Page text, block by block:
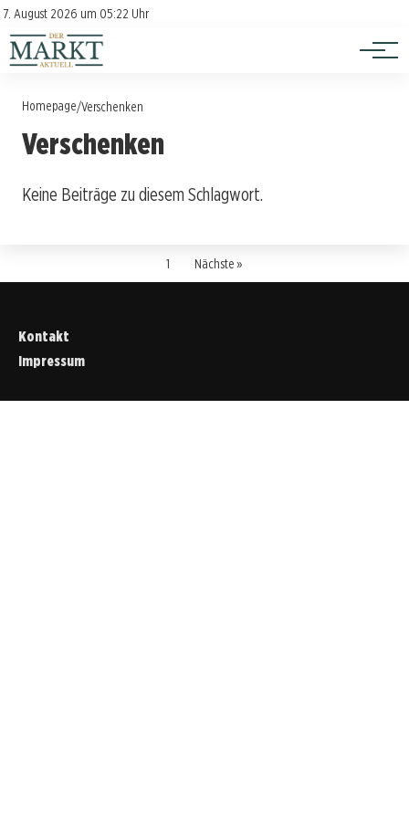
7. August 2026 um 05:22 Uhr
Kontakt
Impressum
Investition
Verbraucherschutz
Homepage/Verschenken
Verschenken
Keine Beiträge zu diesem Schlagwort.
1 Nächste »
Kontakt
Impressum